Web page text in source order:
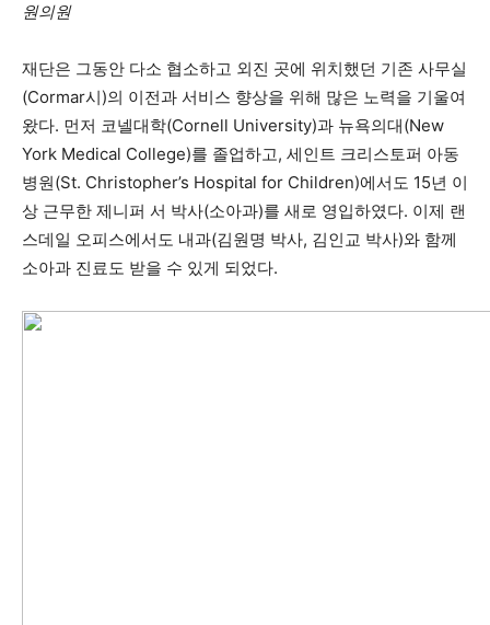
원의원
재단은 그동안 다소 협소하고 외진 곳에 위치했던 기존 사무실
(Cormar시)의 이전과 서비스 향상을 위해 많은 노력을 기울여
왔다. 먼저 코넬대학(Cornell University)과 뉴욕의대(New
York Medical College)를 졸업하고, 세인트 크리스토퍼 아동
병원(St. Christopher’s Hospital for Children)에서도 15년 이
상 근무한 제니퍼 서 박사(소아과)를 새로 영입하였다. 이제 랜
스데일 오피스에서도 내과(김원명 박사, 김인교 박사)와 함께
소아과 진료도 받을 수 있게 되었다.